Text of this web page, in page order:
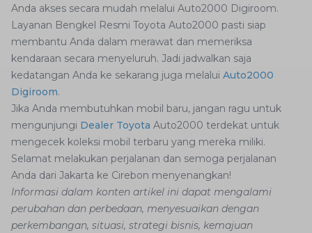
Anda akses secara mudah melalui Auto2000 Digiroom.
Layanan Bengkel Resmi Toyota Auto2000 pasti siap
membantu Anda dalam merawat dan memeriksa
kendaraan secara menyeluruh. Jadi jadwalkan saja
kedatangan Anda ke sekarang juga melalui Auto2000
Digiroom.
Jika Anda membutuhkan mobil baru, jangan ragu untuk
mengunjungi Dealer Toyota Auto2000 terdekat untuk
mengecek koleksi mobil terbaru yang mereka miliki.
Selamat melakukan perjalanan dan semoga perjalanan
Anda dari Jakarta ke Cirebon menyenangkan!
Informasi dalam konten artikel ini dapat mengalami
perubahan dan perbedaan, menyesuaikan dengan
perkembangan, situasi, strategi bisnis, kemajuan